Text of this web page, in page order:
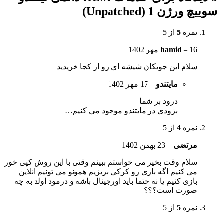
سوییچ ورژن 1 (Unpatched)
نمره 5 از 5
hamid – 16 مهر 1402
سلام این جویکان شیشه ای رو از کجا خریدید
مایتندو – 17 مهر 1402
درود بر شما
بزودی در مایتندو موجود می کنیم…
نمره 4 از 5
مرتضی – 23 بهمن 1402
سلام وقت بخیر می خواستم ببینم وقتی با این روش کپی خور
می کنیم اگه بازی رو کرکی بریزیم همونو می تونیم انلاین
بازی کنیم یا نه حتما باید اورجینال باشه و درمود اولد به چه
صورت است؟؟؟
نمره 5 از 5